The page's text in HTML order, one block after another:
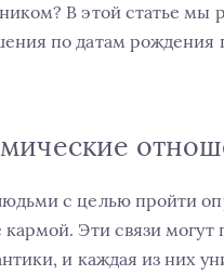
В этой статье мы
по датам рождения
с целью пройти
Эти связи могут
и каждая из них